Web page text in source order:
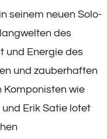
seinem neuen Solo-
des
und Energie des
und zauberhaften
Komponisten wie
Erik Satie lotet